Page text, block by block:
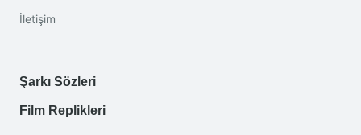
İletişim
Şarkı Sözleri
Film Replikleri